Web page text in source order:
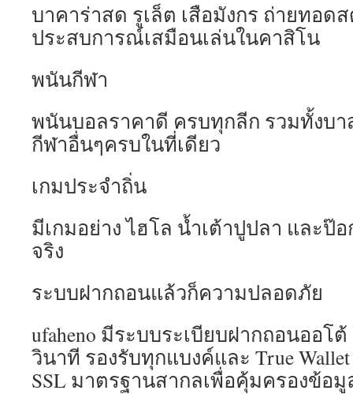
บาคาร่าสด รูเล็ต เสือมังกร ถ่ายทอด
ประสบการณ์เสมือนเล่นในคาสิโน
พนันกีฬา
พนันบอลราคาดี ครบทุกลีก รวมทั้งบา
กีฬาอื่นๆครบในที่เดียว
เกมประจำถิ่น
มีเกมอย่าง ไฮโล น้ำเต้าปูปลา และป๊อ
จริง
ระบบฝากถอนแล้วก็ความปลอดภัย
ufaheno มีระบบระเบียบฝากถอนออโต้
วินาที รองรับทุกแบงค์และ True
SSL มาตรฐานสากลเพื่อคุ้มครองข้อมู